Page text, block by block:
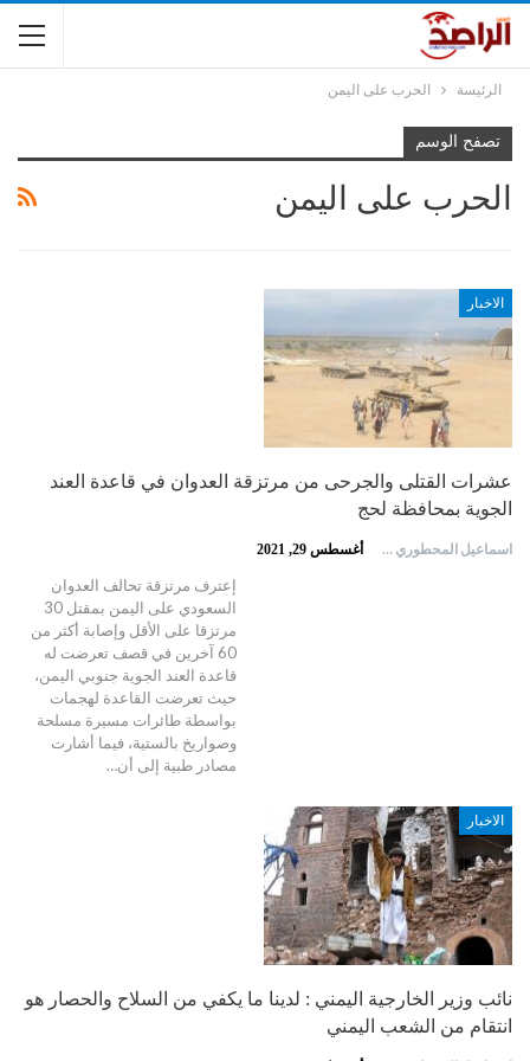
الرئيسة الحرب على اليمن
تصفح الوسم
الحرب على اليمن
الاخبار
عشرات القتلى والجرحى من مرتزقة العدوان في قاعدة العند
الجوية بمحافظة لحج
اسماعيل المحطوري أغسطس 29, 2021
إعترف مرتزقة تحالف العدوان
السعودي على اليمن بمقتل 30
مرتزقا على الأقل وإصابة أكثر من
60 آخرين في قصف تعرضت له
قاعدة العند الجوية جنوبي اليمن،
حيث تعرضت القاعدة لهجمات
بواسطة طائرات مسيرة مسلحة
وصواريخ بالستية، فيما أشارت
مصادر طبية إلى أن…
الاخبار
نائب وزير الخارجية اليمني : لدينا ما يكفي من السلاح والحصار هو
انتقام من الشعب اليمني